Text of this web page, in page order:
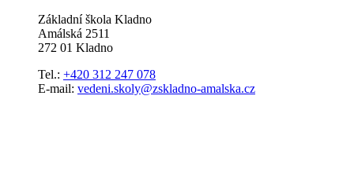
Základní škola Kladno
Amálská 2511
272 01 Kladno
Tel.: +420 312 247 078
E-mail: vedeni.skoly@zskladno-amalska.cz